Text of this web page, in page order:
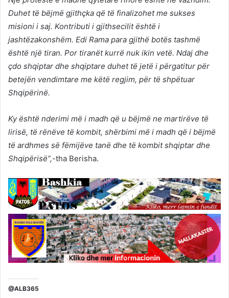
Duhet të bëjmë gjithçka që të finalizohet me sukses
misioni i saj. Kontributi i gjithsecilit është i
jashtëzakonshëm. Edi Rama para gjithë botës tashmë
është një tiran. Por tiranët kurrë nuk ikin vetë. Ndaj dhe
çdo shqiptar dhe shqiptare duhet të jetë i përgatitur për
betejën vendimtare me këtë regjim, për të shpëtuar
Shqipërinë.
Ky është nderimi më i madh që u bëjmë ne martirëve të
lirisë, të rënëve të kombit, shërbimi më i madh që i bëjmë
të ardhmes së fëmijëve tanë dhe të kombit shqiptar dhe
Shqipërisë”,-tha Berisha.
@ALB365